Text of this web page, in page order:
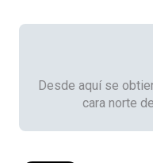
Desde aquí se
cara norte